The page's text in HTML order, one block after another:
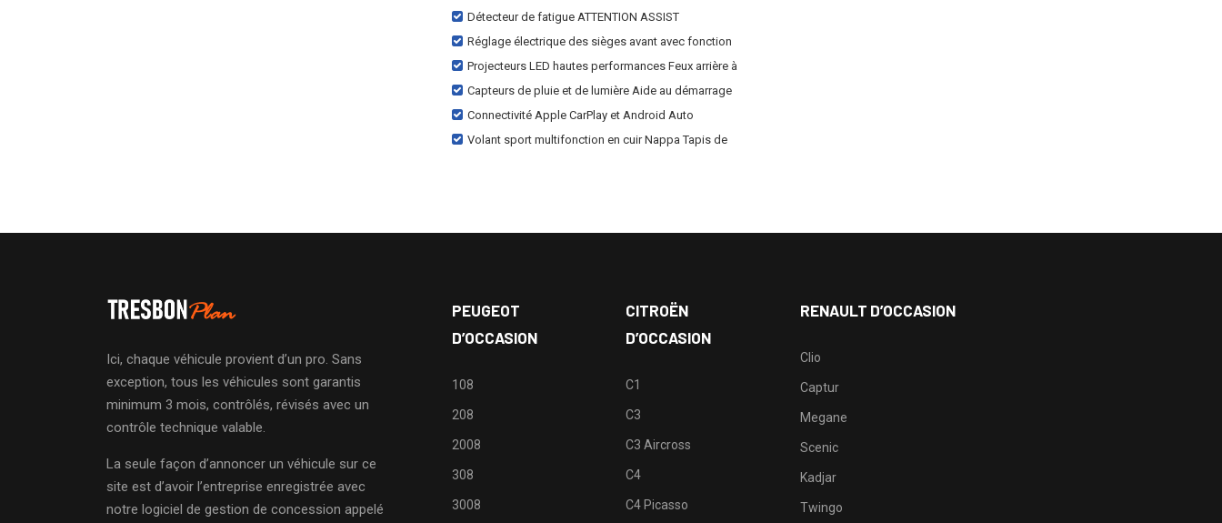
Détecteur de fatigue ATTENTION ASSIST
Réglage électrique des sièges avant avec fonction
Projecteurs LED hautes performances Feux arrière à
Capteurs de pluie et de lumière Aide au démarrage
Connectivité Apple CarPlay et Android Auto
Volant sport multifonction en cuir Nappa Tapis de
Ici, chaque véhicule provient d’un pro. Sans
exception, tous les véhicules sont garantis
minimum 3 mois, contrôlés, révisés avec un
contrôle technique valable.
La seule façon d’annoncer un véhicule sur ce
site est d’avoir l’entreprise enregistrée avec
notre logiciel de gestion de concession appelé
PEUGEOT
D’OCCASION
108
208
2008
308
3008
CITROËN
D’OCCASION
C1
C3
C3 Aircross
C4
C4 Picasso
RENAULT D’OCCASION
Clio
Captur
Megane
Scenic
Kadjar
Twingo